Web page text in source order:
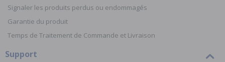
Signaler les produits perdus ou endommagés
Garantie du produit
Temps de Traitement de Commande et Livraison
Support